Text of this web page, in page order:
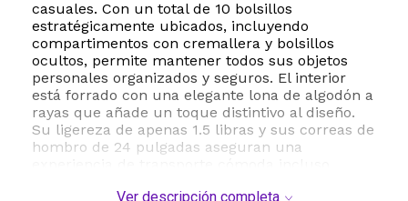
casuales. Con un total de 10 bolsillos
estratégicamente ubicados, incluyendo
compartimentos con cremallera y bolsillos
ocultos, permite mantener todos sus objetos
personales organizados y seguros. El interior
está forrado con una elegante lona de algodón a
rayas que añade un toque distintivo al diseño.
Su ligereza de apenas 1.5 libras y sus correas de
hombro de 24 pulgadas aseguran una
Ver descripción completa